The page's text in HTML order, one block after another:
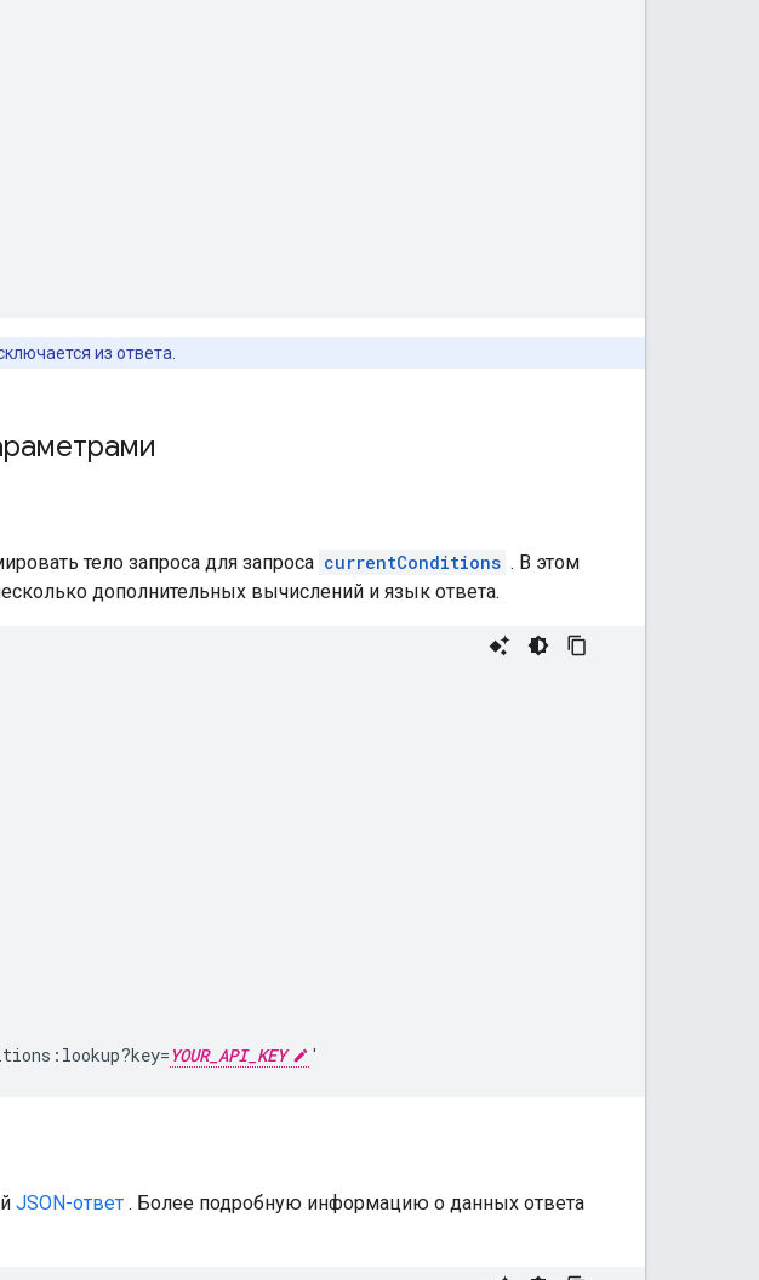
из ответа.
тело запроса для запроса currentConditions . В этом
дополнительных вычислений и язык ответа.
YOUR_API_KEY
JSON-ответ . Более подробную информацию о данных ответа